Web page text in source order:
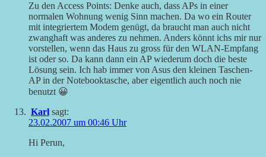
Zu den Access Points: Denke auch, dass APs in einer
normalen Wohnung wenig Sinn machen. Da wo ein Router
mit integriertem Modem genügt, da braucht man auch nicht
zwanghaft was anderes zu nehmen. Anders könnt ichs mir nur
vorstellen, wenn das Haus zu gross für den WLAN-Empfang
ist oder so. Da kann dann ein AP wiederum doch die beste
Lösung sein. Ich hab immer von Asus den kleinen Taschen-
AP in der Notebooktasche, aber eigentlich auch noch nie
benutzt 😀
Karl sagt:
23.02.2007 um 00:46 Uhr
Hi Perun,